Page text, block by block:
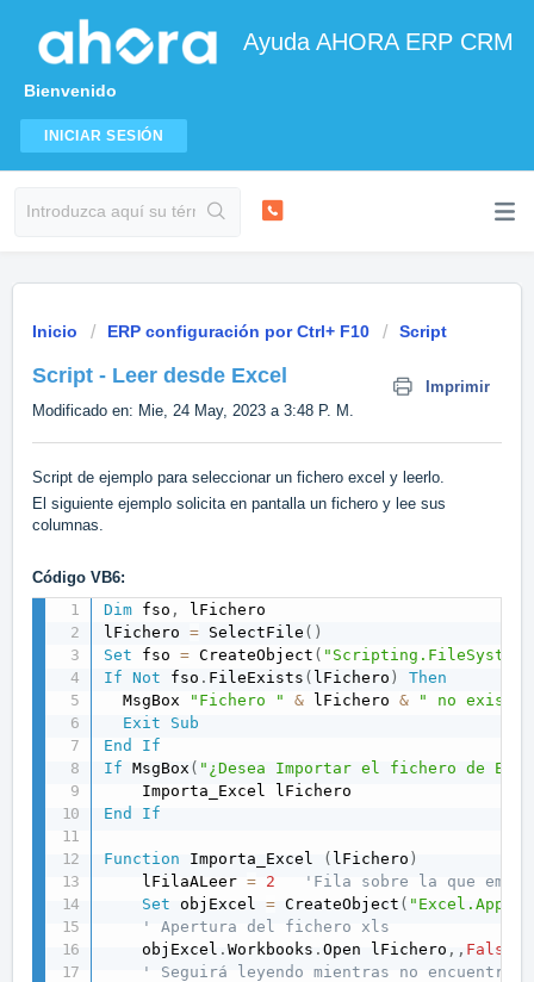
Ayuda AHORA ERP CRM
Bienvenido
INICIAR SESIÓN
Inicio ERP configuración por Ctrl+ F10 Script
Script - Leer desde Excel
Imprimir
Modificado en: Mie, 24 May, 2023 a 3:48 P. M.
Script de ejemplo para seleccionar un fichero excel y leerlo.
El siguiente ejemplo solicita en pantalla un fichero y lee sus
columnas.
Código VB6:
Dim fso ,
lFichero
lFichero = SelectFile ( )
Set fso = CreateObject (
If
Not fso . FileExists ( lFichero )
Then
  MsgBox
"Fichero " & lFichero &
" no
Exit
Sub
End
If
If MsgBox ( "¿Desea Importar el fichero de
End
If
Function Importa_Excel ( lFichero )
    lFilaALeer
= 2
'Fila sobre la que
Set objExcel = CreateObject (
' Apertura del fichero xls
    objExcel
.Workbooks .Open lFichero , , False
' Seguirá leyendo mientras no encuentre